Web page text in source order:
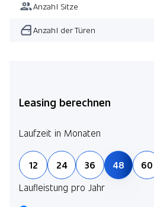
Anzahl Sitze
Anzahl der Türen
Leasing berechnen
Laufzeit in Monaten
12 24 36 48
60
Laufleistung pro Jahr